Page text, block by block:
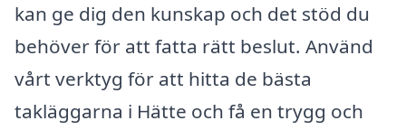
kan ge dig den kunskap och det stöd du
behöver för att fatta rätt beslut. Använd
vårt verktyg för att hitta de bästa
takläggarna i Hätte och få en trygg och